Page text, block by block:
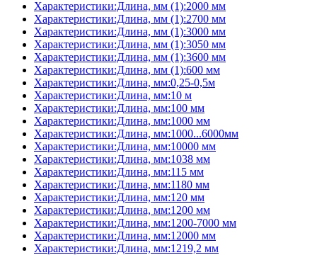
Характеристики:Длина, мм (1):2000 мм
Характеристики:Длина, мм (1):2700 мм
Характеристики:Длина, мм (1):3000 мм
Характеристики:Длина, мм (1):3050 мм
Характеристики:Длина, мм (1):3600 мм
Характеристики:Длина, мм (1):600 мм
Характеристики:Длина, мм:0,25-0,5м
Характеристики:Длина, мм:10 м
Характеристики:Длина, мм:100 мм
Характеристики:Длина, мм:1000 мм
Характеристики:Длина, мм:1000...6000мм
Характеристики:Длина, мм:10000 мм
Характеристики:Длина, мм:1038 мм
Характеристики:Длина, мм:115 мм
Характеристики:Длина, мм:1180 мм
Характеристики:Длина, мм:120 мм
Характеристики:Длина, мм:1200 мм
Характеристики:Длина, мм:1200-7000 мм
Характеристики:Длина, мм:12000 мм
Характеристики:Длина, мм:1219,2 мм